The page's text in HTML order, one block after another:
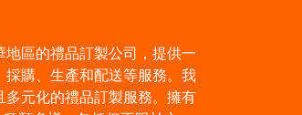
區的禮品訂製公司，提供一
購、生產和配送等服務。我
元化的禮品訂製服務。擁有